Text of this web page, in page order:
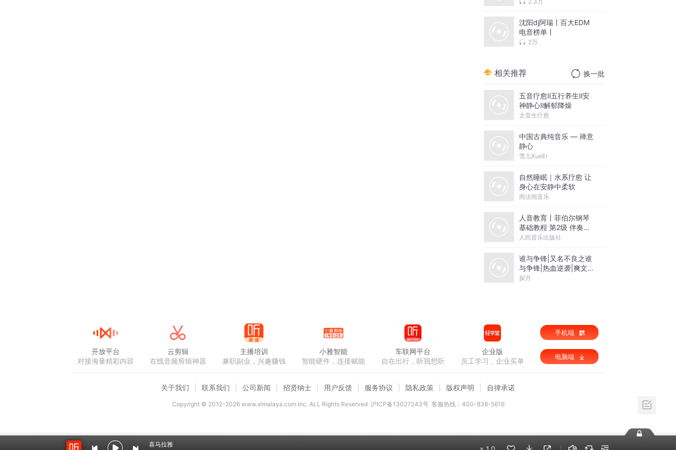
沈阳dj阿瑞丨百大EDM
电音榜单丨
2万
相关推荐 换一批
五音疗愈Ⅱ五行养生Ⅱ安
神静心Ⅱ解郁降燥
太音生疗愈
中国古典纯音乐 — 禅意
静心
雪儿XueEr
自然睡眠｜水系疗愈 让
身心在安静中柔软
雨法雨音乐
人音教育丨菲伯尔钢琴
基础教程 第2级 伴奏音
乐
人民音乐出版社
谁与争锋|又名不良之谁
与争锋|热血逆袭|爽文爆
笑|会员免费
探月
喜马拉雅
开放平台
对接海量精彩内容
云剪辑
在线音频剪辑神器
主播培训
兼职副业，兴趣赚钱
小雅智能
智能硬件，连接赋能
车联网平台
自在出行，听我想听
企业版
员工学习，企业买单
手机端
电脑端
关于我们 联系我们 公司新闻 招贤纳士 用户反馈 服务协议 隐私政策 版权声明 自律承诺
Copyright © 2012-2026www.ximalaya.com lnc. ALL Rights Reserved 沪ICP备13027243号 客服热线：400-838-5616